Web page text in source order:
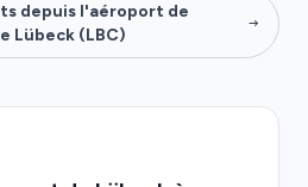
depuis l'aéroport de
Lübeck (LBC)